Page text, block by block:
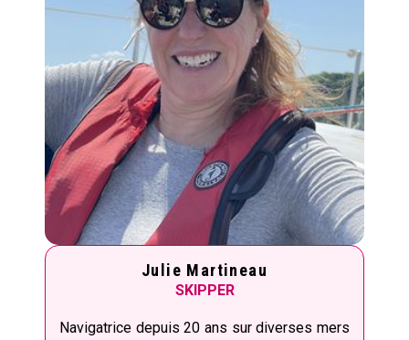
Julie Martineau
SKIPPER
Navigatrice depuis 20 ans sur diverses mers